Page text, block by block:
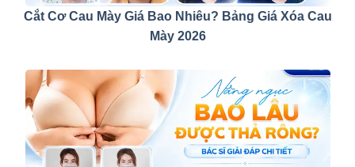
Cắt Cơ Cau Mày Giá Bao Nhiêu? Bảng Giá Xóa Cau
Mày 2026